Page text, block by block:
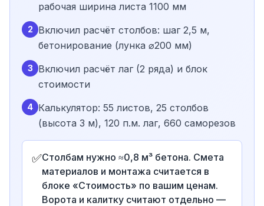
рабочая ширина листа 1100 мм
2
Включил расчёт столбов: шаг 2,5 м,
бетонирование (лунка ⌀200 мм)
3
Включил расчёт лаг (2 ряда) и блок
стоимости
4 Калькулятор: 55 листов, 25 столбов
(высота 3 м), 120 п.м. лаг, 660 саморезов
✅Столбам нужно ≈0,8 м³ бетона. Смета
материалов и монтажа считается в
блоке «Стоимость» по вашим ценам.
Ворота и калитку считают отдельно —